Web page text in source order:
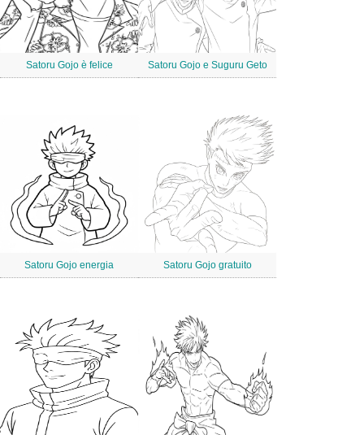
Satoru Gojo è felice Satoru Gojo e Suguru Geto
Satoru Gojo energia Satoru Gojo gratuito